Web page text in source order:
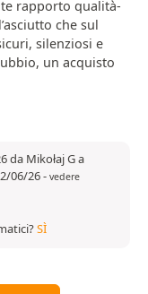
rapporto qualità-
che sul
silenziosi e
un acquisto
da Mikołaj G a
06/26- vedere
SÌ